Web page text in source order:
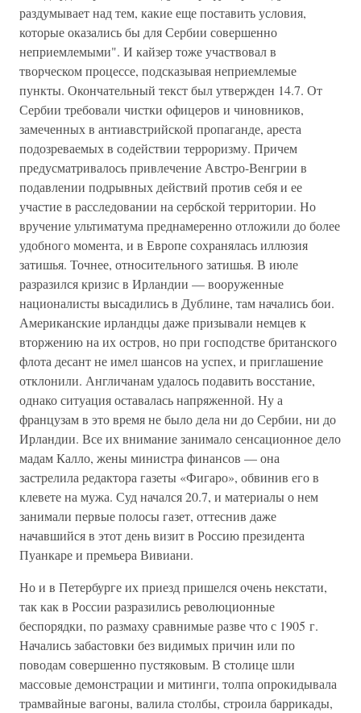
раздумывает над тем, какие еще поставить условия,
которые оказались бы для Сербии совершенно
неприемлемыми". И кайзер тоже участвовал в
творческом процессе, подсказывая неприемлемые
пункты. Окончательный текст был утвержден 14.7. От
Сербии требовали чистки офицеров и чиновников,
замеченных в антиавстрийской пропаганде, ареста
подозреваемых в содействии терроризму. Причем
предусматривалось привлечение Австро-Венгрии в
подавлении подрывных действий против себя и ее
участие в расследовании на сербской территории. Но
вручение ультиматума преднамеренно отложили до более
удобного момента, и в Европе сохранялась иллюзия
затишья. Точнее, относительного затишья. В июле
разразился кризис в Ирландии — вооруженные
националисты высадились в Дублине, там начались бои.
Американские ирландцы даже призывали немцев к
вторжению на их остров, но при господстве британского
флота десант не имел шансов на успех, и приглашение
отклонили. Англичанам удалось подавить восстание,
однако ситуация оставалась напряженной. Ну а
французам в это время не было дела ни до Сербии, ни до
Ирландии. Все их внимание занимало сенсационное дело
мадам Калло, жены министра финансов — она
застрелила редактора газеты «Фигаро», обвинив его в
клевете на мужа. Суд начался 20.7, и материалы о нем
занимали первые полосы газет, оттеснив даже
начавшийся в этот день визит в Россию президента
Пуанкаре и премьера Вивиани.
Но и в Петербурге их приезд пришелся очень некстати,
так как в России разразились революционные
беспорядки, по размаху сравнимые разве что с 1905 г.
Начались забастовки без видимых причин или по
поводам совершенно пустяковым. В столице шли
массовые демонстрации и митинги, толпа опрокидывала
трамвайные вагоны, валила столбы, строила баррикады,